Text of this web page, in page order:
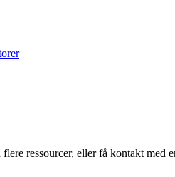
Ryd alle Udført
ressourcer, eller få kontakt med